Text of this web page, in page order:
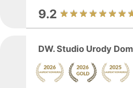
9.2
DW. Studio Urody